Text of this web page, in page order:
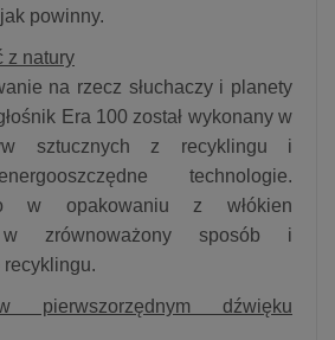
powinny.
z natury
na rzecz słuchaczy i planety
Era 100 został wykonany w
sztucznych z recyklingu i
technologie.
w opakowaniu z włókien
w zrównoważony sposób i
dźwięku